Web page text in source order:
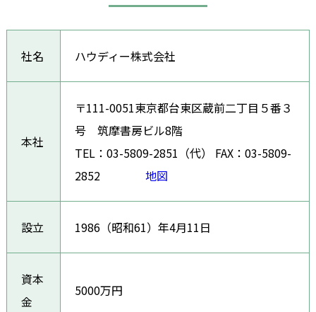
社名 ハウディー株式会社
本社
〒111-0051東京都台東区蔵前二丁目５番３
号 筑摩書房ビル8階
TEL：03-5809-2851（代） FAX：03-5809-
2852
地図
設立 1986（昭和61）年4月11日
資本
金
5000万円